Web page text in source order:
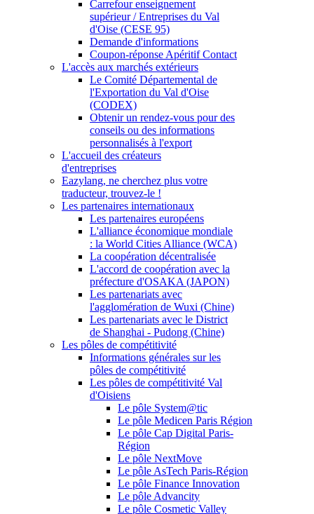
Carrefour enseignement
supérieur / Entreprises du Val
d'Oise (CESE 95)
Demande d'informations
Coupon-réponse Apéritif Contact
L'accès aux marchés extérieurs
Le Comité Départemental de
l'Exportation du Val d'Oise
(CODEX)
Obtenir un rendez-vous pour des
conseils ou des informations
personnalisés à l'export
L'accueil des créateurs
d'entreprises
Eazylang, ne cherchez plus votre
traducteur, trouvez-le !
Les partenaires internationaux
Les partenaires européens
L'alliance économique mondiale
: la World Cities Alliance (WCA)
La coopération décentralisée
L'accord de coopération avec la
préfecture d'OSAKA (JAPON)
Les partenariats avec
l'agglomération de Wuxi (Chine)
Les partenariats avec le District
de Shanghai - Pudong (Chine)
Les pôles de compétitivité
Informations générales sur les
pôles de compétitivité
Les pôles de compétitivité Val
d'Oisiens
Le pôle System@tic
Le pôle Medicen Paris Région
Le pôle Cap Digital Paris-
Région
Le pôle NextMove
Le pôle AsTech Paris-Région
Le pôle Finance Innovation
Le pôle Advancity
Le pôle Cosmetic Valley